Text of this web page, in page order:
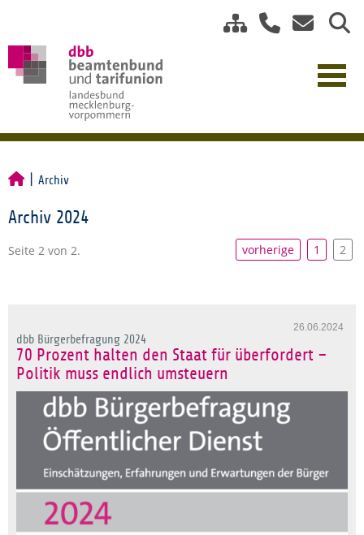
Archiv
Archiv 2024
Seite 2 von 2. vorherige 1 2
26.06.2024
dbb Bürgerbefragung 2024
70 Prozent halten den Staat für überfordert –
Politik muss endlich umsteuern